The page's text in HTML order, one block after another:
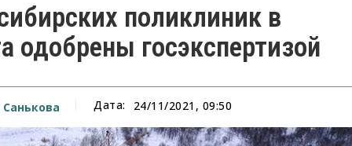
поликлиник в
одобрены госэкспертизой
Дата: 24/11/2021, 09:50